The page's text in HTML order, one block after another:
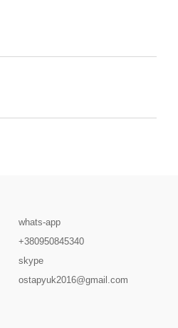
whats-app
+380950845340
skype
ostapyuk2016@gmail.com